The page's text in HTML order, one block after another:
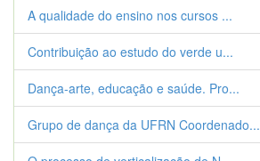
A qualidade do ensino nos cursos ...
Contribuição ao estudo do verde u...
Dança-arte, educação e saúde. Pro...
Grupo de dança da UFRN Coordenado...